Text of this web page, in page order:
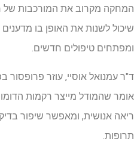
המחקה מקרוב את המורכבות של
שיכול לשנות את האופן בו
ומפתחים טיפולים חדשים.
ד"ר עמנואל אוסיי, עוזר פרופסור
אומר שהמודל מייצר רקמות
ריאה אנושית, ומאפשר שיפור
תרופות.